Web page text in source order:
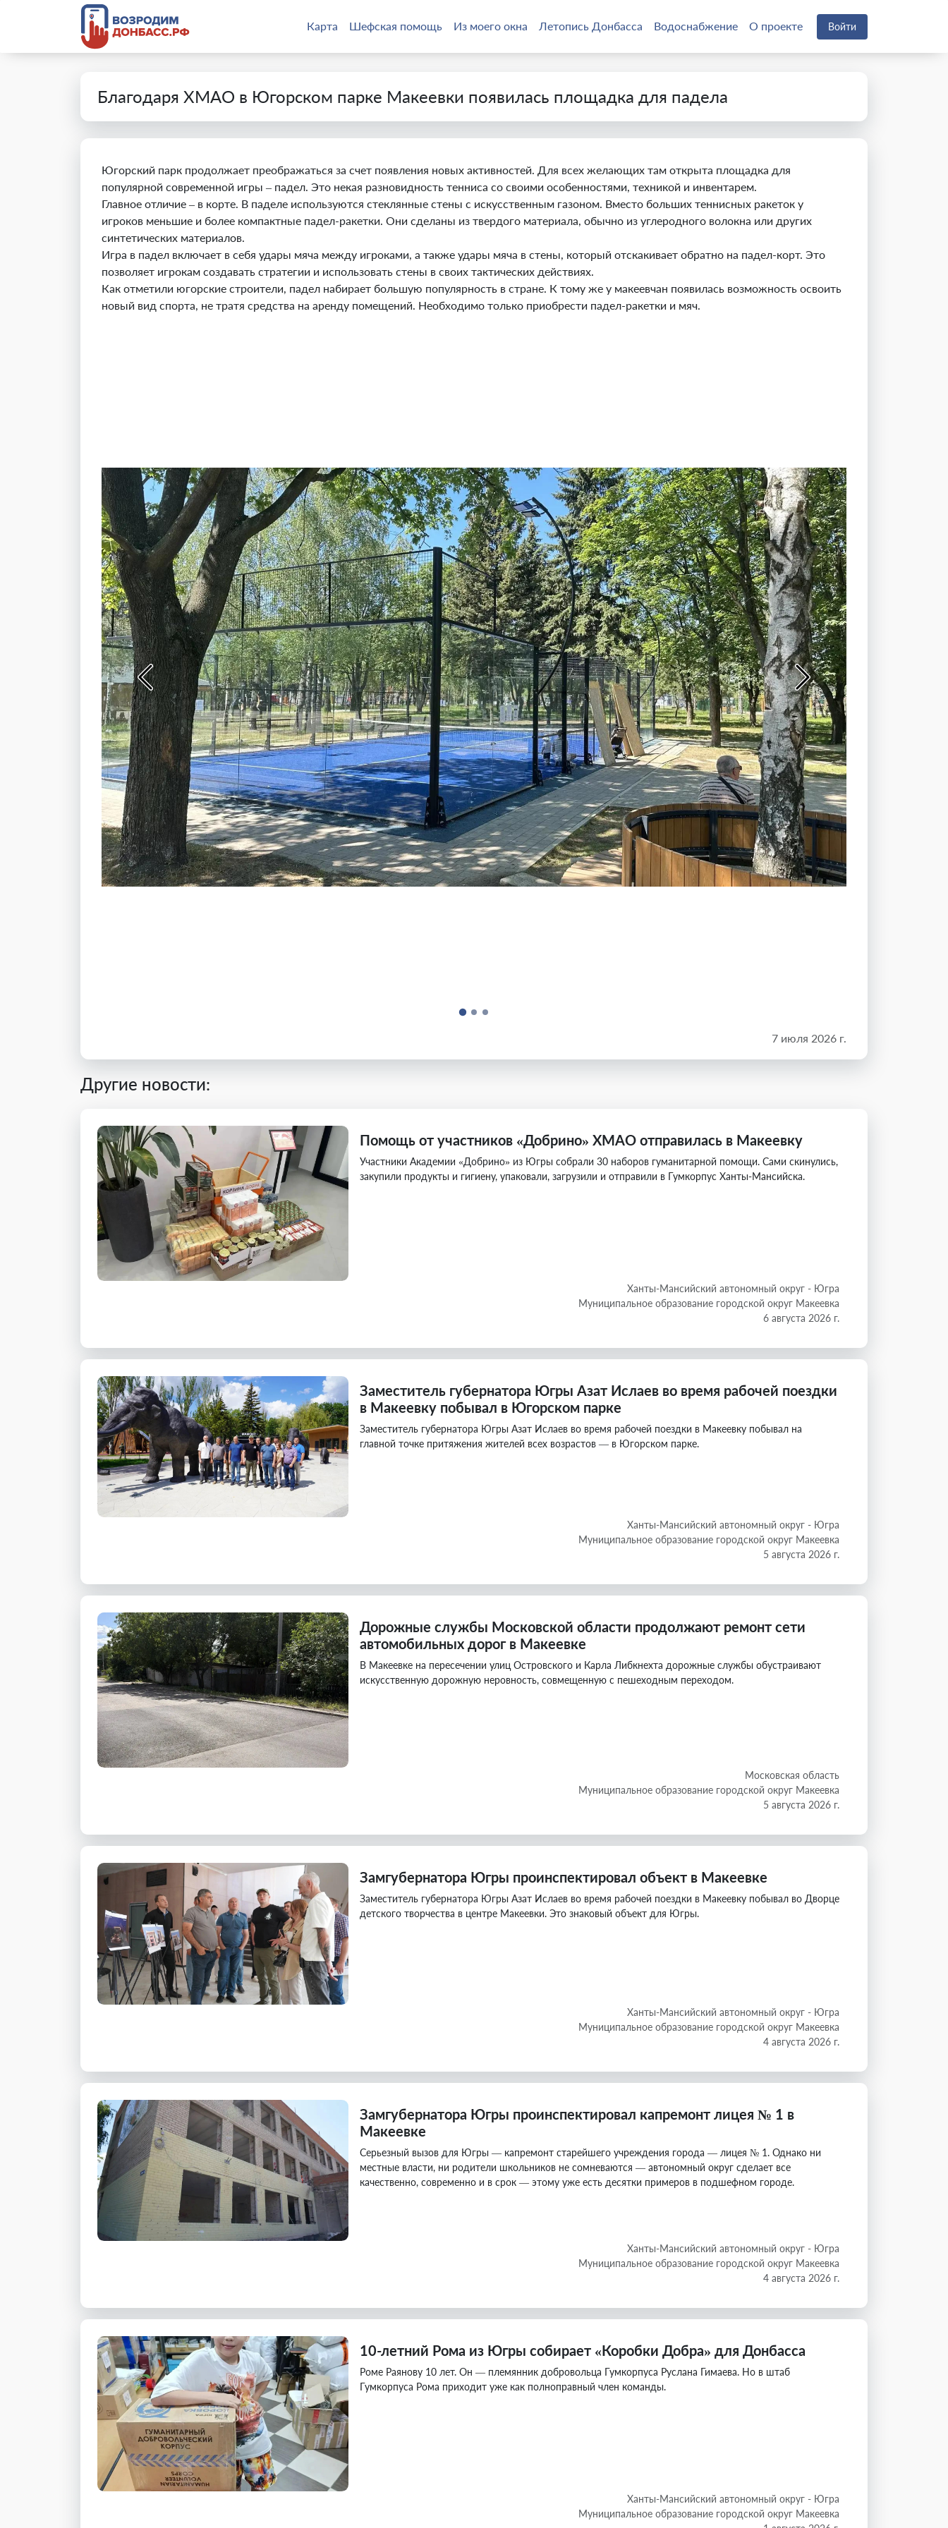
Карта Шефская помощь Из моего окна Летопись Донбасса Водоснабжение О проекте Войти
Благодаря ХМАО в Югорском парке Макеевки появилась площадка для падела
Югорский парк продолжает преображаться за счет появления новых активностей. Для всех желающих там открыта площадка для
популярной современной игры – падел. Это некая разновидность тенниса со своими особенностями, техникой и инвентарем.
Главное отличие – в корте. В паделе используются стеклянные стены с искусственным газоном. Вместо больших теннисных ракеток у
игроков меньшие и более компактные падел-ракетки. Они сделаны из твердого материала, обычно из углеродного волокна или других
синтетических материалов.
Игра в падел включает в себя удары мяча между игроками, а также удары мяча в стены, который отскакивает обратно на падел-корт. Это
позволяет игрокам создавать стратегии и использовать стены в своих тактических действиях.
Как отметили югорские строители, падел набирает большую популярность в стране. К тому же у макеевчан появилась возможность освоить
новый вид спорта, не тратя средства на аренду помещений. Необходимо только приобрести падел-ракетки и мяч.
7 июля 2026 г.
Другие новости:
Помощь от участников «Добрино» ХМАО отправилась в Макеевку
Участники Академии «Добрино» из Югры собрали 30 наборов гуманитарной помощи. Сами скинулись,
закупили продукты и гигиену, упаковали, загрузили и отправили в Гумкорпус Ханты-Мансийска.
Ханты-Мансийский автономный округ - Югра
Муниципальное образование городской округ Макеевка
6 августа 2026 г.
Заместитель губернатора Югры Азат Ислаев во время рабочей поездки
в Макеевку побывал в Югорском парке
Заместитель губернатора Югры Азат Ислаев во время рабочей поездки в Макеевку побывал на
главной точке притяжения жителей всех возрастов — в Югорском парке.
Ханты-Мансийский автономный округ - Югра
Муниципальное образование городской округ Макеевка
5 августа 2026 г.
Дорожные службы Московской области продолжают ремонт сети
автомобильных дорог в Макеевке
В Макеевке на пересечении улиц Островского и Карла Либкнехта дорожные службы обустраивают
искусственную дорожную неровность, совмещенную с пешеходным переходом.
Московская область
Муниципальное образование городской округ Макеевка
5 августа 2026 г.
Замгубернатора Югры проинспектировал объект в Макеевке
Заместитель губернатора Югры Азат Ислаев во время рабочей поездки в Макеевку побывал во Дворце
детского творчества в центре Макеевки. Это знаковый объект для Югры.
Ханты-Мансийский автономный округ - Югра
Муниципальное образование городской округ Макеевка
4 августа 2026 г.
Замгубернатора Югры проинспектировал капремонт лицея № 1 в
Макеевке
Серьезный вызов для Югры — капремонт старейшего учреждения города — лицея № 1. Однако ни
местные власти, ни родители школьников не сомневаются — автономный округ сделает все
качественно, современно и в срок — этому уже есть десятки примеров в подшефном городе.
Ханты-Мансийский автономный округ - Югра
Муниципальное образование городской округ Макеевка
4 августа 2026 г.
10-летний Рома из Югры собирает «Коробки Добра» для Донбасса
Роме Раянову 10 лет. Он — племянник добровольца Гумкорпуса Руслана Гимаева. Но в штаб
Гумкорпуса Рома приходит уже как полноправный член команды.
Ханты-Мансийский автономный округ - Югра
Муниципальное образование городской округ Макеевка